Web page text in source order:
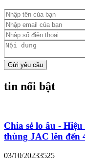
Gửi yêu cầu
tin nổi bật
Chia sẻ lo âu -
thùng JAC lên đến
03/10/20233525